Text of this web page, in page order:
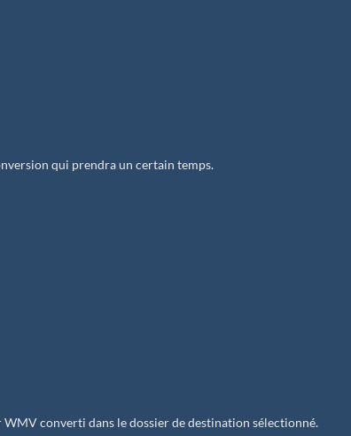
qui prendra un certain temps.
converti dans le dossier de destination sélectionné.